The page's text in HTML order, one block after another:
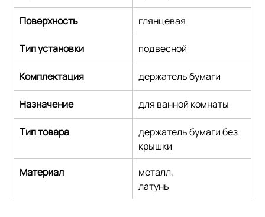
Поверхность глянцевая
Тип установки подвесной
Комплектация держатель бумаги
Назначение для ванной комнаты
Тип товара
держатель бумаги без
крышки
Материал
металл,
латунь